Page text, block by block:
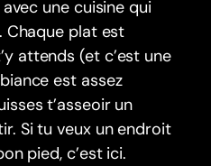
une cuisine qui
Chaque plat est
attends (et c’est une
est assez
t’asseoir un
Si tu veux un endroit
pied, c’est ici.